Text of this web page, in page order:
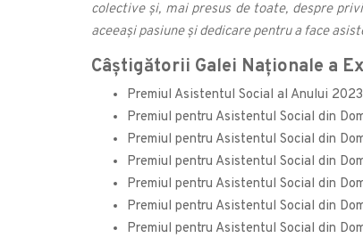
colective și, mai presus de toate, despre
aceeași pasiune și dedicare pentru a face
Câștigătorii Galei Naționale a
Premiul Asistentul Social al Anului
Premiul pentru Asistentul Social din
Premiul pentru Asistentul Social din
Premiul pentru Asistentul Social din
Premiul pentru Asistentul Social din
Premiul pentru Asistentul Social din
Premiul pentru Asistentul Social din